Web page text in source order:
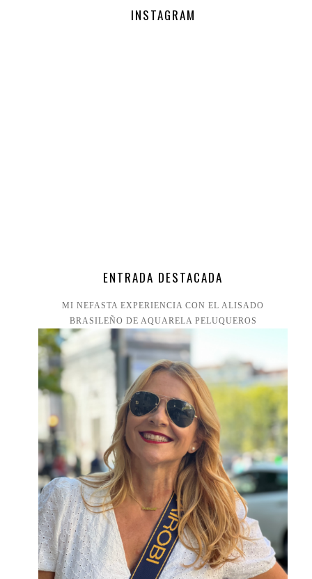
INSTAGRAM
ENTRADA DESTACADA
MI NEFASTA EXPERIENCIA CON EL ALISADO
BRASILEÑO DE AQUARELA PELUQUEROS